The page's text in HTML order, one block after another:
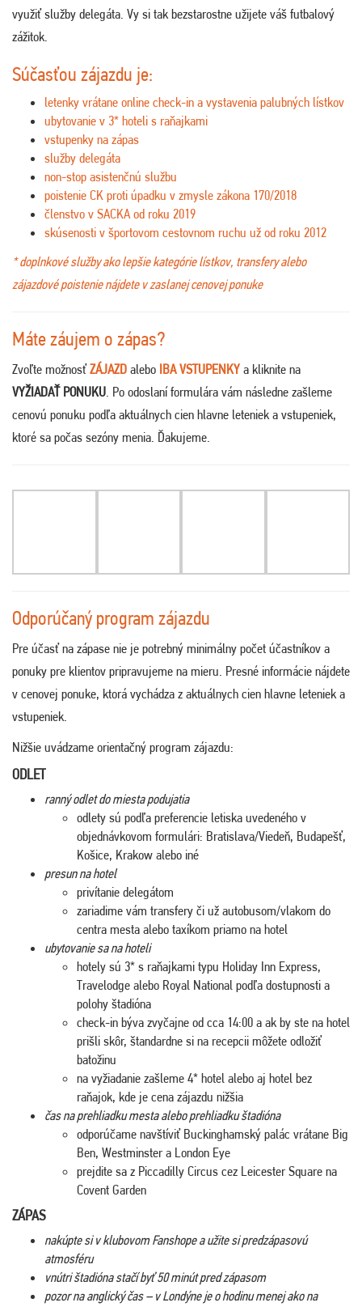
využiť služby delegáta. Vy si tak bezstarostne užijete váš futbalový
zážitok.
Súčasťou zájazdu je:
letenky vrátane online check-in a vystavenia palubných lístkov
ubytovanie v 3* hoteli s raňajkami
vstupenky na zápas
služby delegáta
non-stop asistenčnú službu
poistenie CK proti úpadku v zmysle zákona 170/2018
členstvo v SACKA od roku 2019
skúsenosti v športovom cestovnom ruchu už od roku 2012
* doplnkové služby ako lepšie kategórie lístkov, transfery alebo
zájazdové poistenie nájdete v zaslanej cenovej ponuke
Máte záujem o zápas?
Zvoľte možnosťZÁJAZD alebo IBA VSTUPENKY a kliknite na
VYŽIADAŤ PONUKU. Po odoslaní formulára vám následne zašleme
cenovú ponuku podľa aktuálnych cien hlavne leteniek a vstupeniek,
ktoré sa počas sezóny menia. Ďakujeme.
Odporúčaný program zájazdu
Pre účasť na zápase nie je potrebný minimálny počet účastníkov a
ponuky pre klientov pripravujeme na mieru. Presné informácie nájdete
v cenovej ponuke, ktorá vychádza z aktuálnych cien hlavne leteniek a
vstupeniek.
Nižšie uvádzame orientačný program zájazdu:
ODLET
ranný odlet do miesta podujatia
odlety sú podľa preferencie letiska uvedeného v
objednávkovom formulári: Bratislava/Viedeň, Budapešť,
Košice, Krakow alebo iné
presun na hotel
privítanie delegátom
zariadime vám transfery či už autobusom/vlakom do
centra mesta alebo taxíkom priamo na hotel
ubytovanie sa na hoteli
hotely sú 3* s raňajkami typu Holiday Inn Express,
Travelodge alebo Royal National podľa dostupnosti a
polohy štadióna
check-in býva zvyčajne od cca 14:00 a ak by ste na hotel
prišli skôr, štandardne si na recepcii môžete odložiť
batožinu
na vyžiadanie zašleme 4* hotel alebo aj hotel bez
raňajok, kde je cena zájazdu nižšia
čas na prehliadku mesta alebo prehliadku štadióna
odporúčame navštíviť Buckinghamský palác vrátane Big
Ben, Westminster a London Eye
prejdite sa z Piccadilly Circus cez Leicester Square na
Covent Garden
ZÁPAS
nakúpte si v klubovom Fanshope a užite si predzápasovú
atmosféru
vnútri štadióna stačí byť 50 minút pred zápasom
pozor na anglický čas – v Londýne je o hodinu menej ako na